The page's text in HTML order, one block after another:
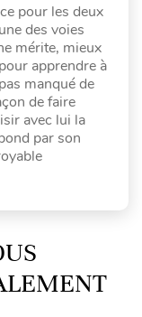
pour les deux
des voies
mérite, mieux
apprendre à
manqué de
de faire
avec lui la
par son